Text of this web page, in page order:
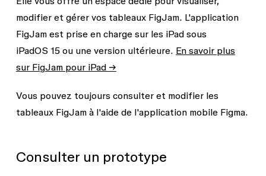
modifier et gérer vos tableaux FigJam. L'application
FigJam est prise en charge sur les iPad sous
iPadOS 15 ou une version ultérieure. En savoir plus
sur FigJam pour iPad →
Vous pouvez toujours consulter et modifier les
tableaux FigJam à l'aide de l'application mobile Figma.
Consulter un prototype